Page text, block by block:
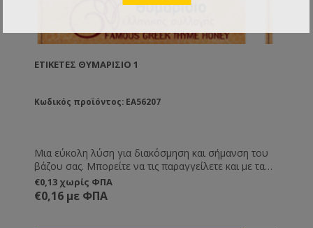
ΕΤΙΚΈΤΕΣ ΘΥΜΑΡΊΣΙΟ 1
Κωδικός προϊόντος: EA56207
Μια εύκολη λύση για διακόσμηση και σήμανση του
βάζου σας. Μπορείτε να τις παραγγείλετε και με τα
στοιχεία σας εκτυπωμένα, καθώς και ημερομηνία
παραγωγής, λήξης και καθαρό βάρος.
€0,13 χωρίς ΦΠΑ
€0,16 με ΦΠΑ